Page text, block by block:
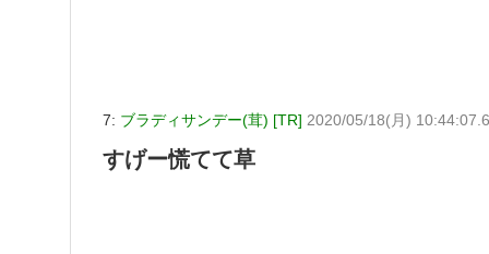
7: ブラディサンデー(茸) [TR] 2020/05/18(月)
すげー慌てて草